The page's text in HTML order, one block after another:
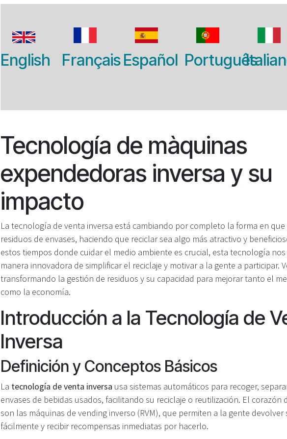
English FrançaisEspañol Português
Tecnología de màquinas
expendedoras inversa y su
impacto
La tecnología de venta inversa está cambiando por completo la forma en
residuos de envases, haciendo que reciclar sea algo más atractivo y
estos tiempos donde cuidar el medio ambiente es crucial, esta tecnología
manera innovadora de simplificar el reciclaje y motivar a la gente a participar.
transformando la gestión de residuos y su capacidad para mejorar tanto el
como la economía.
Introducción a la Tecnología de
Inversa
Definición y Conceptos Básicos
La tecnología de venta inversa usa sistemas automáticos para recoger,
envases de bebidas usados, facilitando su reciclaje o reutilización. El corazón
son las máquinas de vending inverso (RVM), que permiten a la gente devolver
fácilmente y recibir recompensas inmediatas por hacerlo.